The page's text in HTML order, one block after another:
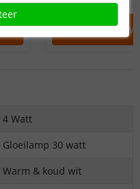
IN
4 Watt
Gloeilamp 30 watt
Warm & koud wit